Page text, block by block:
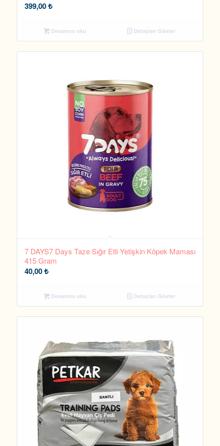
399,00₺
Devamını oku Detayları Göster
7 DAYS7 Days Taze Sığır Etli Yetişkin Köpek Maması
415 Gram
40,00₺
Devamını oku Detayları Göster